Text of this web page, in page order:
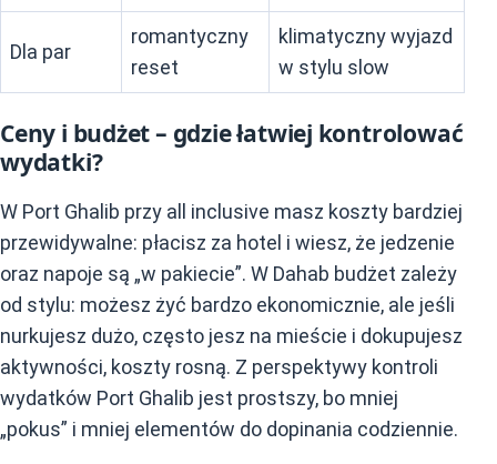
Dla par
romantyczny
reset
klimatyczny wyjazd
w stylu slow
Ceny i budżet – gdzie łatwiej kontrolować
wydatki?
W Port Ghalib przy all inclusive masz koszty bardziej
przewidywalne: płacisz za hotel i wiesz, że jedzenie
oraz napoje są „w pakiecie”. W Dahab budżet zależy
od stylu: możesz żyć bardzo ekonomicznie, ale jeśli
nurkujesz dużo, często jesz na mieście i dokupujesz
aktywności, koszty rosną. Z perspektywy kontroli
wydatków Port Ghalib jest prostszy, bo mniej
„pokus” i mniej elementów do dopinania codziennie.